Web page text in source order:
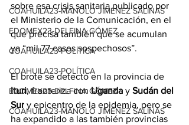
COAHUILA23-MANOLO JIMÉNEZ SALINAS
EDOMEX23-DELFINA GÓMEZ
COAHUILA23-POLÍTICA
COAHUILA23-POLÍTICA
EDOMEX23-DELFINA GÓMEZ
COAHUILA23-MANOLO JIMÉNEZ SALINAS
sobre esa crisis sanitaria publicado por
el Ministerio de la Comunicación, en el
que precisa también que se acumulan
ya “mil 77 casos sospechosos”.
El brote se detectó en la provincia de
Ituri, fronteriza con Uganda y Sudán del
Sur y epicentro de la epidemia, pero se
ha expandido a las también provincias